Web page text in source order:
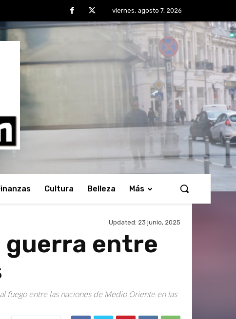
viernes, agosto 7, 2026
Cultura Belleza Más
Updated: 23 junio, 2025
guerra entre
fuego entre las naciones de Medio Oriente en las